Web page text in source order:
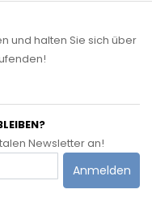
und halten Sie sich über
Newsletter an!
Anmelden